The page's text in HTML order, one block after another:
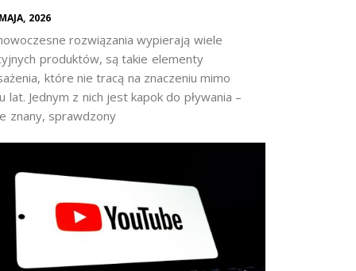
2026
rozwiązania wypierają wiele
produktów, są takie elementy
które nie tracą na znaczeniu mimo
lat. Jednym z nich jest kapok do pływania –
znany, sprawdzony